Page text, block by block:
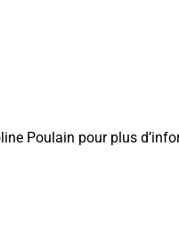
Poulain pour plus